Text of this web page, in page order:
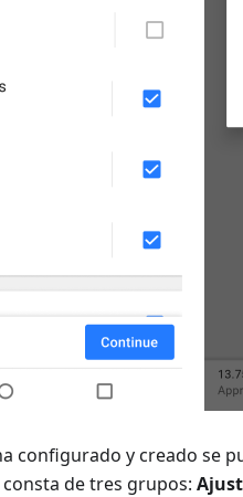
configurado y creado se
consta de tres grupos: